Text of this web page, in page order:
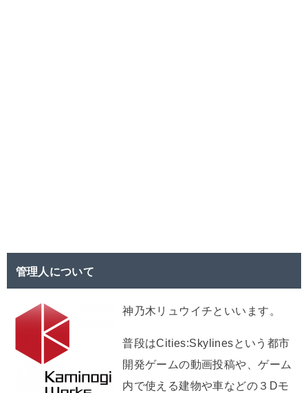
管理人について
神乃木リュウイチといいます。
普段はCities:Skylinesという都市
開発ゲームの動画投稿や、ゲーム
内で使える建物や車などの３Dモ